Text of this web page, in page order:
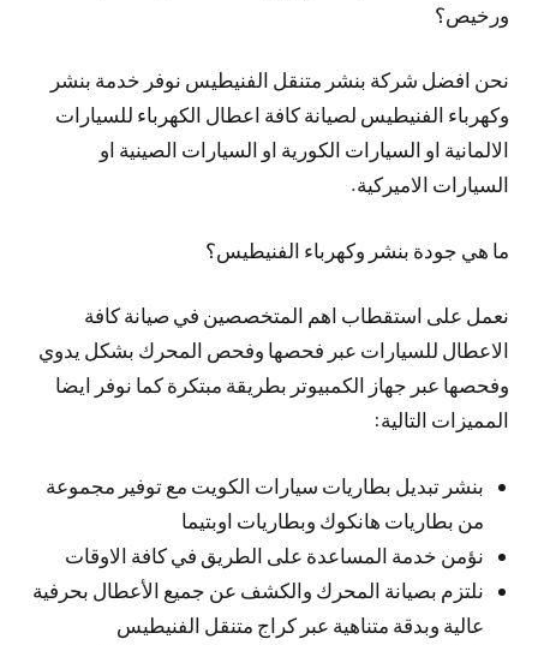
ورخيص؟
نحن افضل شركة بنشر متنقل الفنيطيس نوفر خدمة بنشر
وكهرباء الفنيطيس لصيانة كافة اعطال الكهرباء للسيارات
الالمانية او السيارات الكورية او السيارات الصينية او
السيارات الاميركية.
ما هي جودة بنشر وكهرباء الفنيطيس؟
نعمل على استقطاب اهم المتخصصين في صيانة كافة
الاعطال للسيارات عبر فحصها وفحص المحرك بشكل يدوي
وفحصها عبر جهاز الكمبيوتر بطريقة مبتكرة كما نوفر ايضا
المميزات التالية:
بنشر تبديل بطاريات سيارات الكويت مع توفير مجموعة
من بطاريات هانكوك وبطاريات اوبتيما
نؤمن خدمة المساعدة على الطريق في كافة الاوقات
نلتزم بصيانة المحرك والكشف عن جميع الأعطال بحرفية
عالية وبدقة متناهية عبر كراج متنقل الفنيطيس